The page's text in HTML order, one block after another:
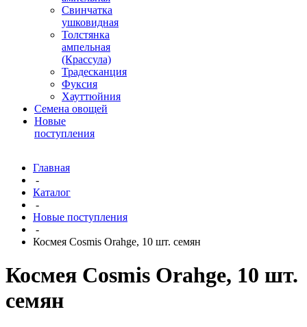
Свинчатка
ушковидная
Толстянка
ампельная
(Крассула)
Традесканция
Фуксия
Хауттюйния
Семена овощей
Новые
поступления
Главная
-
Каталог
-
Новые поступления
-
Космея Cosmis Orahge, 10 шт. семян
Космея Cosmis Orahge, 10 шт.
семян